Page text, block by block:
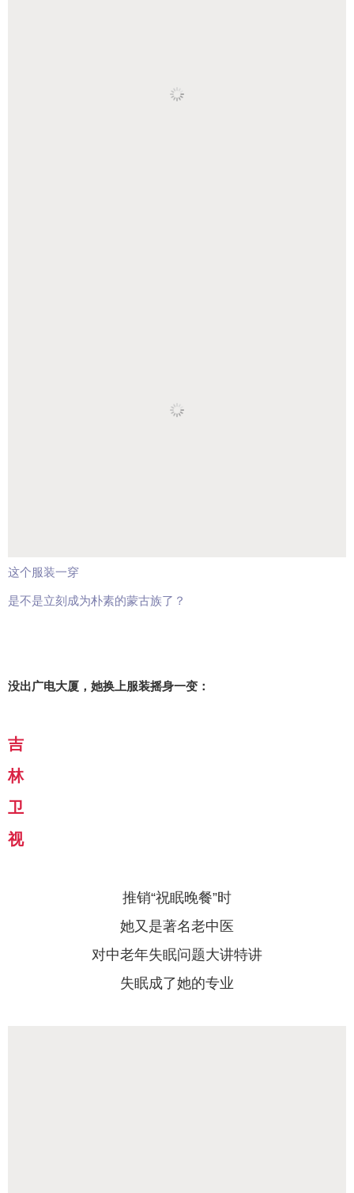
这个服装一穿
是不是立刻成为朴素的蒙古族了？
没出广电大厦，她换上服装摇身一变：
吉
林
卫
视
推销“祝眠晚餐”时
她又是著名老中医
对中老年失眠问题大讲特讲
失眠成了她的专业